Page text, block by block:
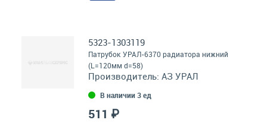
5323-1303119
Патрубок УРАЛ-6370 радиатора нижний
(L=120мм d=58)
Производитель: АЗ УРАЛ
В наличии 3 ед
511 ₽